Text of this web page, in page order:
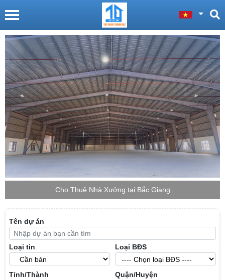
Cho Thuê Nhà Xưởng tại Bắc Giang
Tên dự án
Loại tin Loại BĐS
Tỉnh/Thành Quận/Huyện